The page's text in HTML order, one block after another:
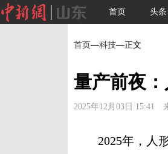
首页 头条
首页—科技—正文
量产前夜
2025年12月03日 15:41
2025年，人形